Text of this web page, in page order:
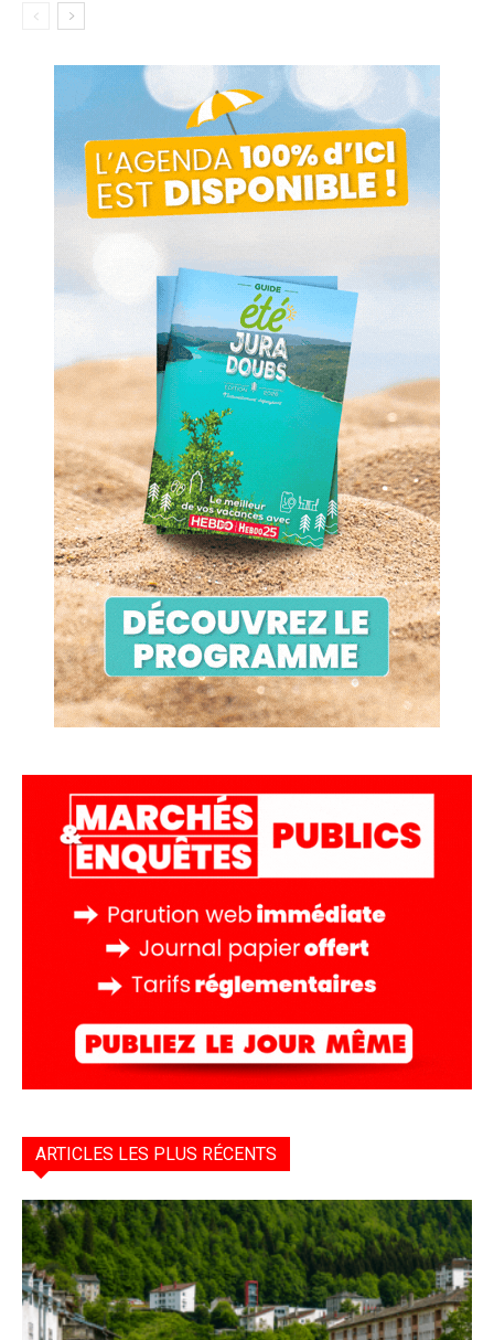
ARTICLES LES PLUS RÉCENTS